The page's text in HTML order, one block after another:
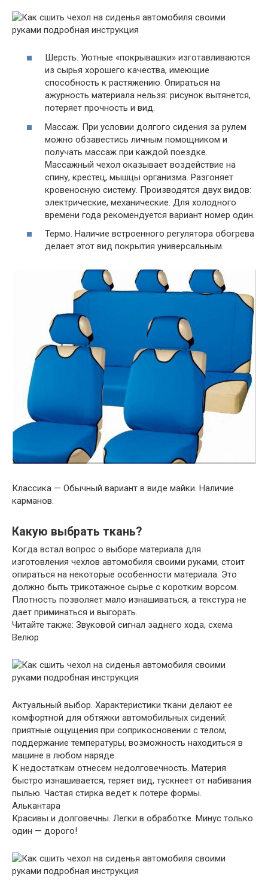
Шерсть. Уютные «покрывашки» изготавливаются
из сырья хорошего качества, имеющие
способность к растяжению. Опираться на
ажурность материала нельзя: рисунок вытянется,
потеряет прочность и вид.
Массаж. При условии долгого сидения за рулем
можно обзавестись личным помощником и
получать массаж при каждой поездке.
Массажный чехол оказывает воздействие на
спину, крестец, мышцы организма. Разгоняет
кровеносную систему. Производятся двух видов:
электрические, механические. Для холодного
времени года рекомендуется вариант номер один.
Термо. Наличие встроенного регулятора обогрева
делает этот вид покрытия универсальным.
Классика — Обычный вариант в виде майки. Наличие
карманов.
Какую выбрать ткань?
Когда встал вопрос о выборе материала для
изготовления чехлов автомобиля своими руками, стоит
опираться на некоторые особенности материала. Это
должно быть трикотажное сырье с коротким ворсом.
Плотность позволяет мало изнашиваться, а текстура не
дает приминаться и выгорать.
Читайте также: Звуковой сигнал заднего хода, схема
Велюр
Актуальный выбор. Характеристики ткани делают ее
комфортной для обтяжки автомобильных сидений:
приятные ощущения при соприкосновении с телом,
поддержание температуры, возможность находиться в
машине в любом наряде.
К недостаткам отнесем недолговечность. Материя
быстро изнашивается, теряет вид, тускнеет от набивания
пылью. Частая стирка ведет к потере формы.
Алькантара
Красивы и долговечны. Легки в обработке. Минус только
один — дорого!